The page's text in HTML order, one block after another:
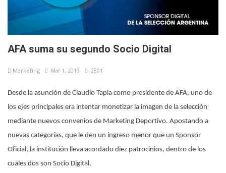
AFA suma su segundo Socio Digital
Marketíng Mar 1, 2019 2801
Desde la asunción de Claudio Tapia como presidente de AFA, uno de
los ejes principales era intentar monetizar la imagen de la selección
mediante nuevos convenios de Marketing Deportivo. Apostando a
nuevas categorías, que le den un ingreso menor que un Sponsor
Oficial, la institución lleva acordado diez patrocinios, dentro de los
cuales dos son Socio Digital.